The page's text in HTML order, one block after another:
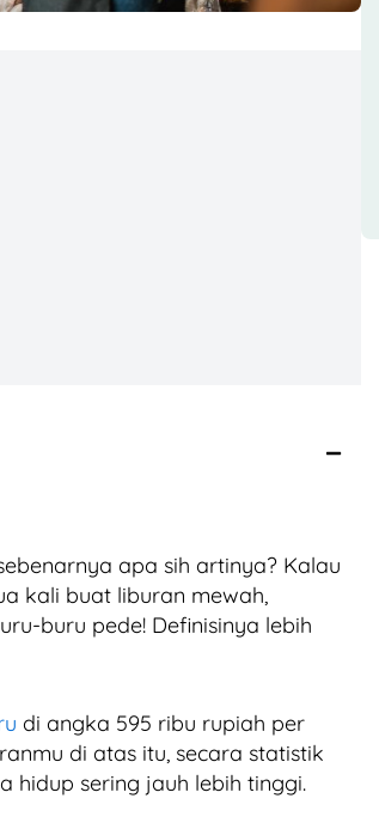
apa sih artinya? Kalau
kali buat liburan mewah,
buru pede! Definisinya lebih
di angka 595 ribu rupiah per
di atas itu, secara statistik
hidup sering jauh lebih tinggi.